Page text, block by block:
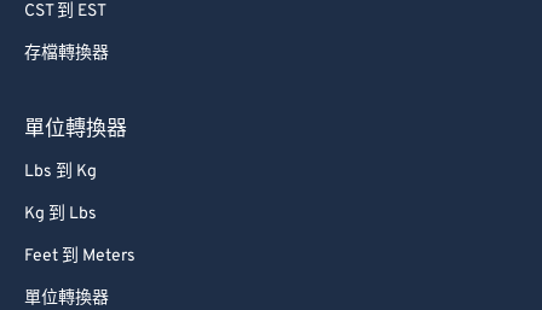
CST 到 EST
存檔轉換器
單位轉換器
Lbs 到 Kg
Kg 到 Lbs
Feet 到 Meters
單位轉換器